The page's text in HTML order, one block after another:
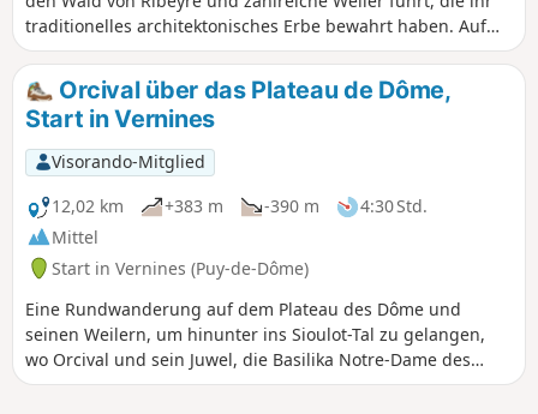
traditionelles architektonisches Erbe bewahrt haben. Auf
vielen Abschnitten der Strecke hat man einen freien Blick
auf die Chaîne des Puys.
Orcival über das Plateau de Dôme,
Start in Vernines
Visorando-Mitglied
12,02 km
+383 m -390 m
4:30 Std.
Mittel
Start in Vernines (Puy-de-Dôme)
Eine Rundwanderung auf dem Plateau des Dôme und
seinen Weilern, um hinunter ins Sioulot-Tal zu gelangen,
wo Orcival und sein Juwel, die Basilika Notre-Dame des
Fers, liegen. Einige schöne Ausblicke auf die Chaîne des